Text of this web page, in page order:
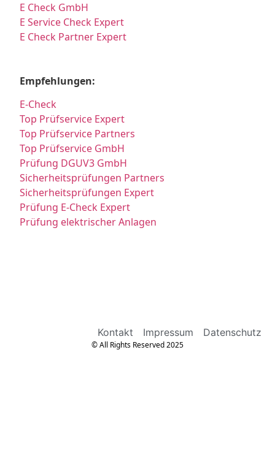
E Check GmbH
E Service Check Expert
E Check Partner Expert
Empfehlungen:
E-Check
Top Prüfservice Expert
Top Prüfservice Partners
Top Prüfservice GmbH
Prüfung DGUV3 GmbH
Sicherheitsprüfungen Partners
Sicherheitsprüfungen Expert
Prüfung E-Check Expert
Prüfung elektrischer Anlagen
Kontakt Impressum Datenschutz
© All Rights Reserved 2025